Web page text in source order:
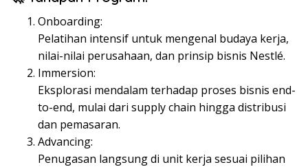
Onboarding:
Pelatihan intensif untuk mengenal budaya kerja,
nilai-nilai perusahaan, dan prinsip bisnis Nestlé.
Immersion:
Eksplorasi mendalam terhadap proses bisnis end-
to-end, mulai dari supply chain hingga distribusi
dan pemasaran.
Advancing:
Penugasan langsung di unit kerja sesuai pilihan